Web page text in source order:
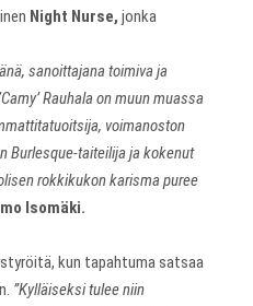
Night Nurse, jonka
sanoittajana toimiva ja
Rauhala on muun muassa
voimanoston
Burlesque-taiteilija ja kokenut
rokkikukon karisma puree
Isomäki.
kun tapahtuma satsaa
”Kylläiseksi tulee niin